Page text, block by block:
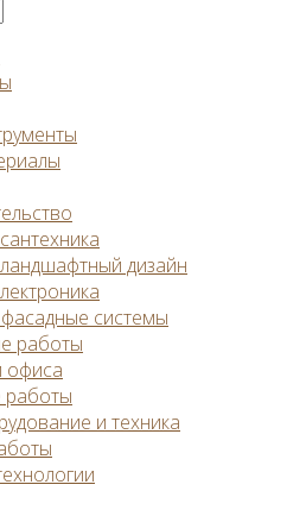
дизайн
системы
работы
офиса
работы
и техника